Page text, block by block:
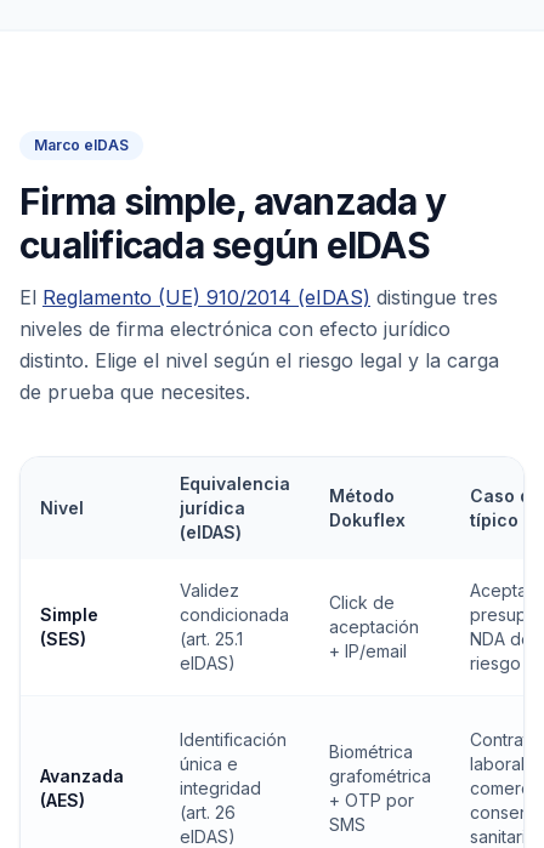
Marco eIDAS
Firma simple, avanzada y
cualificada según eIDAS
El Reglamento (UE) 910/2014 (eIDAS) distingue tres
niveles de firma electrónica con efecto jurídico
distinto. Elige el nivel según el riesgo legal y la carga
de prueba que necesites.
Nivel
Equivalencia
jurídica
(eIDAS)
Método
Dokuflex
Caso
típico
Simple
(SES)
Validez
condicionada
(art. 25.1
eIDAS)
Click de
aceptación
+ IP/email
NDA de
riesgo
Avanzada
(AES)
Identificación
única e
integridad
(art. 26
eIDAS)
Biométrica
grafométrica
+ OTP por
SMS
Contrato
laboral,
sanitarios